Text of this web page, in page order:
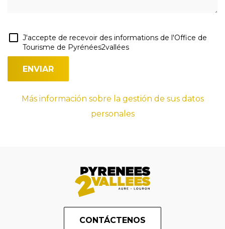
J'accepte de recevoir des informations de l'Office de
Tourisme de Pyrénées2vallées
Más información sobre la gestión de sus datos
personales
CONTÁCTENOS